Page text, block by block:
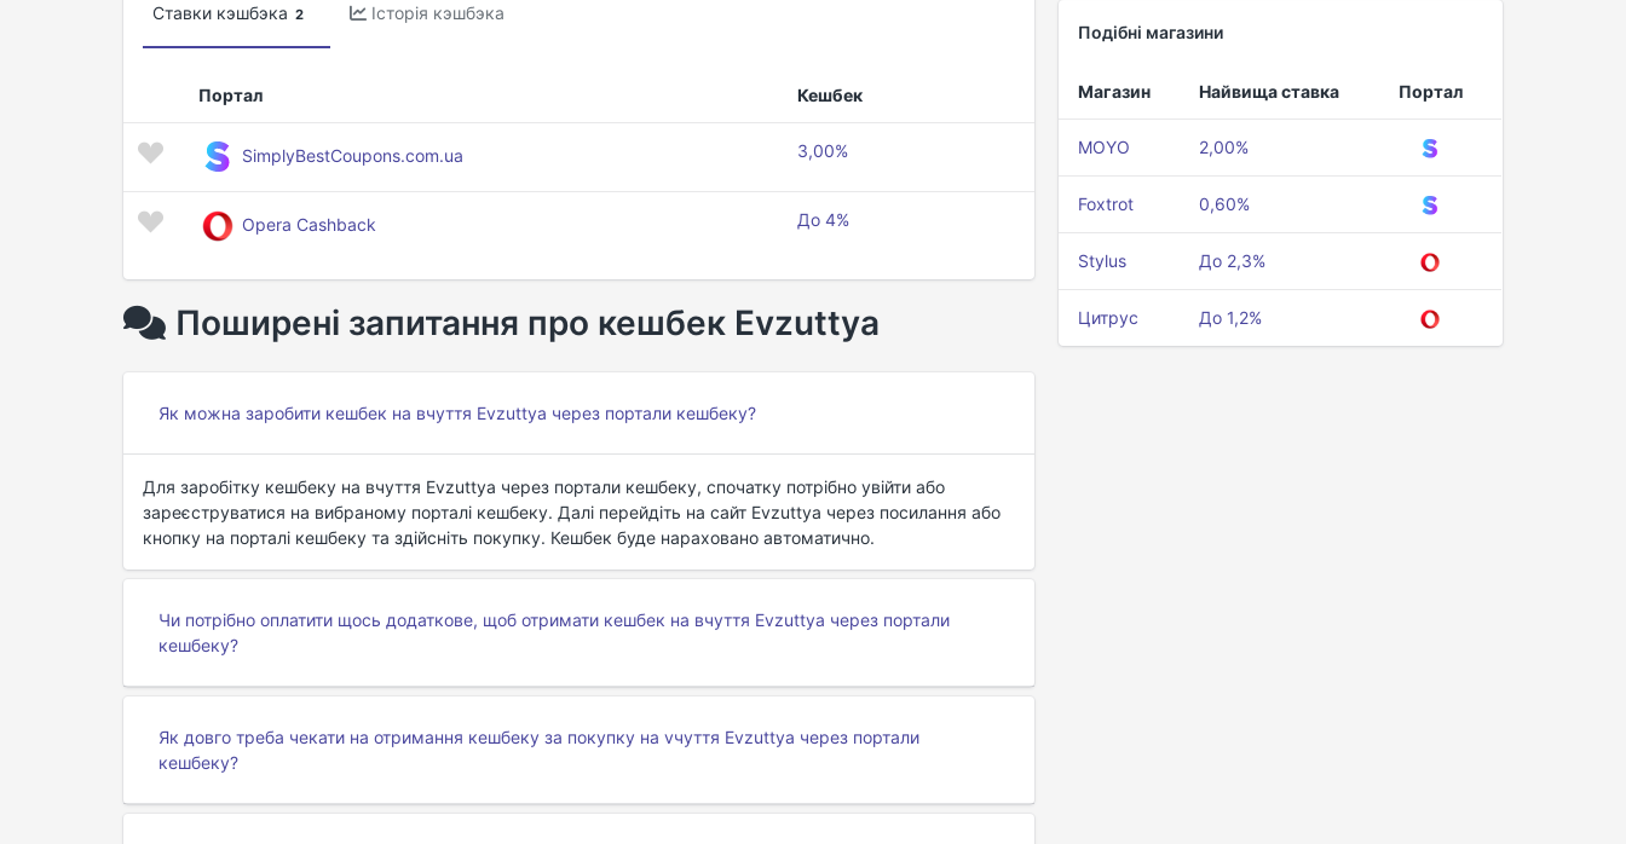
Ставки кэшбэка 2 Історія кэшбэка
Портал Кешбек
SimplyBestCoupons.com.ua 3,00%
Opera Cashback До 4%
Поширені запитання про кешбек Evzuttya
Як можна заробити кешбек на вчуття Evzuttya через портали кешбеку?
Для заробітку кешбеку на вчуття Evzuttya через портали кешбеку, спочатку потрібно увійти або
зареєструватися на вибраному порталі кешбеку. Далі перейдіть на сайт Evzuttya через посилання або
кнопку на порталі кешбеку та здійсніть покупку. Кешбек буде нараховано автоматично.
Чи потрібно оплатити щось додаткове, щоб отримати кешбек на вчуття Evzuttya через портали
кешбеку?
Як довго треба чекати на отримання кешбеку за покупку на vчуття Evzuttya через портали
кешбеку?
Подібні магазини
Магазин Найвища ставка Портал
MOYO 2,00%
Foxtrot 0,60%
Stylus До 2,3%
Цитрус До 1,2%